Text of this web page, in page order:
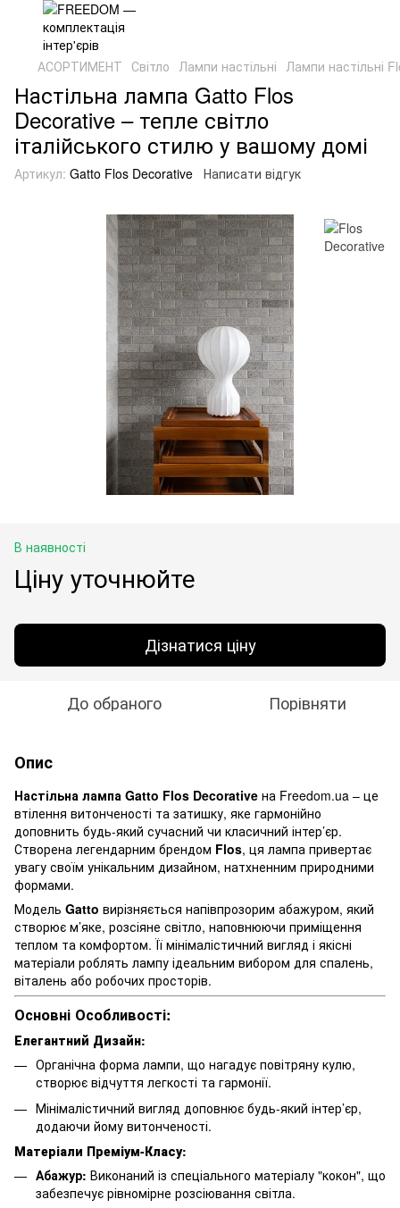
АСОРТИМЕНТ Світло Лампи настільні Лампи настільні
Настільна лампа Gatto Flos
Decorative – тепле світло
італійського стилю у вашому домі
Артикул: Gatto Flos Decorative Написати відгук
В наявності
Ціну уточнюйте
Дізнатися ціну
До обраного Порівняти
Опис
Настільна лампа Gatto Flos Decorative на Freedom.ua – це
втілення витонченості та затишку, яке гармонійно
доповнить будь-який сучасний чи класичний інтер’єр.
Створена легендарним брендом Flos, ця лампа привертає
увагу своїм унікальним дизайном, натхненним природними
формами.
Модель Gatto вирізняється напівпрозорим абажуром, який
створює м’яке, розсіяне світло, наповнюючи приміщення
теплом та комфортом. Її мінімалістичний вигляд і якісні
матеріали роблять лампу ідеальним вибором для спалень,
віталень або робочих просторів.
Основні Особливості:
Елегантний Дизайн:
Органічна форма лампи, що нагадує повітряну кулю,
створює відчуття легкості та гармонії.
Мінімалістичний вигляд доповнює будь-який інтер’єр,
додаючи йому витонченості.
Матеріали Преміум-Класу:
Абажур: Виконаний із спеціального матеріалу "кокон", що
забезпечує рівномірне розсіювання світла.